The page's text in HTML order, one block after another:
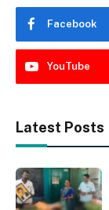
Facebook
YouTube
Latest Posts